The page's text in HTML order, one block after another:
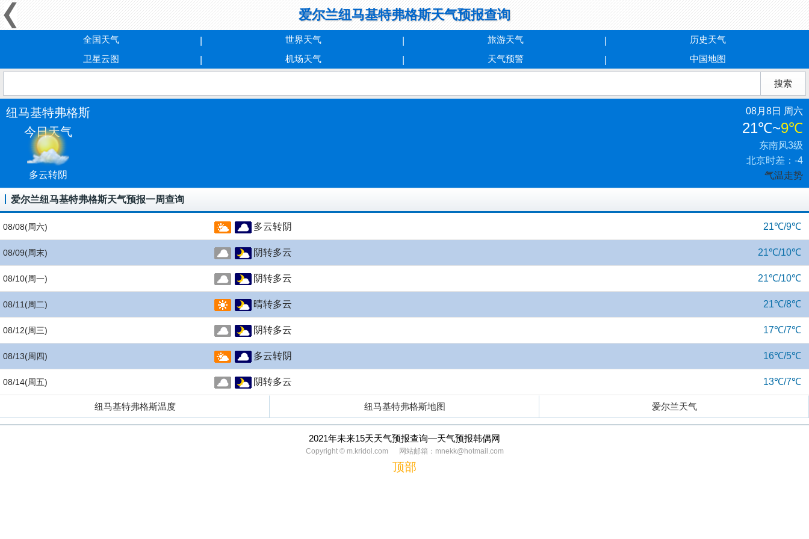
爱尔兰纽马基特弗格斯天气预报查询
全国天气 世界天气 旅游天气
历史天气
卫星云图
机场天气 天气预警 中国地图
纽马基特弗格斯
今日天气
多云转阴
08月8日 周六
21℃~9℃
东南风3级
北京时差：-4
气温走势
爱尔兰纽马基特弗格斯天气预报一周查询
08/08(周六) 多云转阴 21℃/9℃
08/09(周末) 阴转多云 21℃/10℃
08/10(周一) 阴转多云 21℃/10℃
08/11 (周二) 晴转多云 21℃/8℃
08/12(周三) 阴转多云 17℃/7℃
08/13(周四) 多云转阴 16℃/5℃
08/14(周五) 阴转多云 13℃/7℃
纽马基特弗格斯温度 纽马基特弗格斯地图 爱尔兰天气
2021年未来15天天气预报查询—天气预报韩偶网
Copyright © m.kridol.com 网站邮箱：mnekk@hotmail.com
顶部